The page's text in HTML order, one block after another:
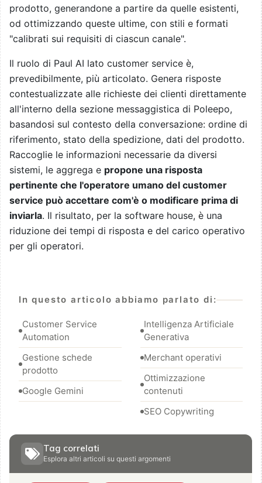
prodotto, generandone a partire da quelle esistenti,
od ottimizzando queste ultime, con stili e formati
"calibrati sui requisiti di ciascun canale".
Il ruolo di Paul AI lato customer service è,
prevedibilmente, più articolato. Genera risposte
contestualizzate alle richieste dei clienti direttamente
all'interno della sezione messaggistica di Poleepo,
basandosi sul contesto della conversazione: ordine di
riferimento, stato della spedizione, dati del prodotto.
Raccoglie le informazioni necessarie da diversi
sistemi, le aggrega e propone una risposta
pertinente che l'operatore umano del customer
service può accettare com'è o modificare prima di
inviarla. Il risultato, per la software house, è una
riduzione dei tempi di risposta e del carico operativo
per gli operatori.
In questo articolo abbiamo parlato di:
Customer Service
Automation
Gestione schede
prodotto
Google Gemini
Intelligenza Artificiale
Generativa
Merchant operativi
Ottimizzazione
contenuti
SEO Copywriting
Tag correlati
Esplora altri articoli su questi argomenti